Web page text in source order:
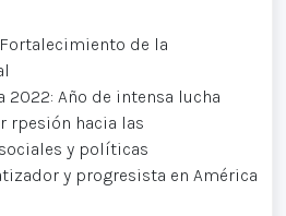
de la
2022: Año de intensa lucha
rpesión hacia las
y políticas
y progresista en América